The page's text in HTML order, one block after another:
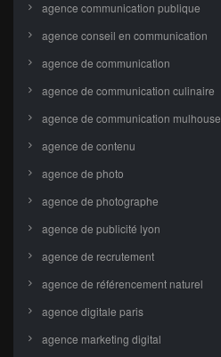
agence communication publique
agence conseil en communication
agence de communication
agence de communication culinaire
agence de communication mulhouse
agence de contenu
agence de photo
agence de photographe
agence de publicité lyon
agence de recrutement
agence de référencement naturel
agence digitale paris
agence marketing digital